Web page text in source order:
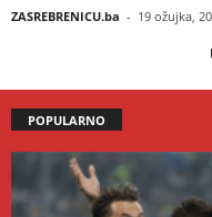
ZASREBRENICU.ba - 19 ožujka,
POPULARNO